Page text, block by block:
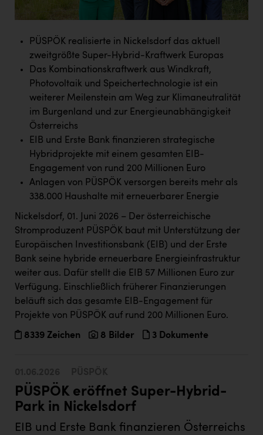
Doppler Gruppe
everfield
Firmenradl
Fristads Austria
HIG Infomotion Group
IFE Austria GmbH
Immotech
INTERSPAR
Jesolo
Jane Goodall Institute Austria
Kärcher
Karin Liedl
KEBA
KIWI Kinderwunsch Institut Dr. Loimer
Kremsmüller Anlagenbau GmbH
Maximarkt
PÜSPÖK realisierte in Nickelsdorf das aktuell
zweitgrößte Super-Hybrid-Kraftwerk Europas
Das Kombinationskraftwerk aus Windkraft,
Photovoltaik und Speichertechnologie ist ein
weiterer Meilenstein am Weg zur Klimaneutralität
im Burgenland und zur Energieunabhängigkeit
Österreichs
EIB und Erste Bank finanzieren strategische
Hybridprojekte mit einem gesamten EIB-
Engagement von rund 200 Millionen Euro
Anlagen von PÜSPÖK versorgen bereits mehr als
338.000 Haushalte mit erneuerbarer Energie
Nickelsdorf, 01. Juni 2026 – Der österreichische
Stromproduzent PÜSPÖK baut mit Unterstützung der
Europäischen Investitionsbank (EIB) und der Erste
Bank seine hybride erneuerbare Energieinfrastruktur
weiter aus. Dafür stellt die EIB 57 Millionen Euro zur
Verfügung. Einschließlich früherer Finanzierungen
beläuft sich das gesamte EIB-Engagement für
Projekte von PÜSPÖK auf rund 200 Millionen Euro.
8339 Zeichen 8 Bilder 3 Dokumente
PÜSPÖK eröffnet Super-Hybrid-
Park in Nickelsdorf
EIB und Erste Bank finanzieren Österreichs